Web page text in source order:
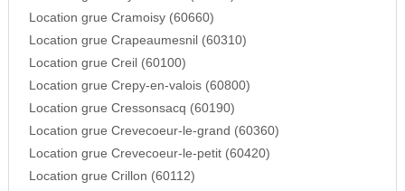
Location grue Cramoisy (60660)
Location grue Crapeaumesnil (60310)
Location grue Creil (60100)
Location grue Crepy-en-valois (60800)
Location grue Cressonsacq (60190)
Location grue Crevecoeur-le-grand (60360)
Location grue Crevecoeur-le-petit (60420)
Location grue Crillon (60112)